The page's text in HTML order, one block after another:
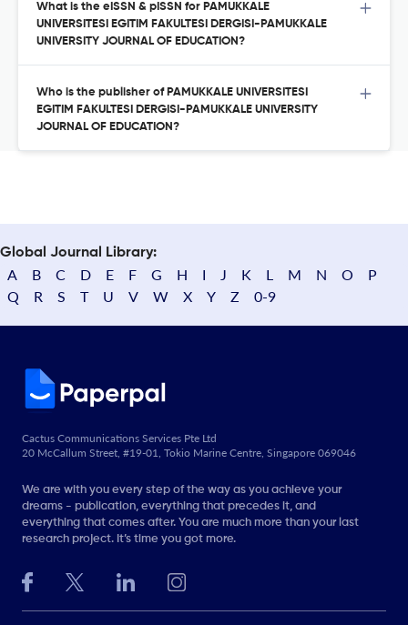
What is the eISSN & pISSN for PAMUKKALE
UNIVERSITESI EGITIM FAKULTESI DERGISI-PAMUKKALE
UNIVERSITY JOURNAL OF EDUCATION?
Who is the publisher of PAMUKKALE UNIVERSITESI
EGITIM FAKULTESI DERGISI-PAMUKKALE UNIVERSITY
JOURNAL OF EDUCATION?
Global Journal Library:
A B C D E F G H I J K L M N O
P
Q
R S T U V W X Y Z 0-9
Cactus Communications Services Pte Ltd
20 McCallum Street, #19-01, Tokio Marine Centre, Singapore 069046
We are with you every step of the way as you achieve your
dreams - publication, everything that precedes it, and
everything that comes after. You are much more than your last
research project. It’s time you got more.